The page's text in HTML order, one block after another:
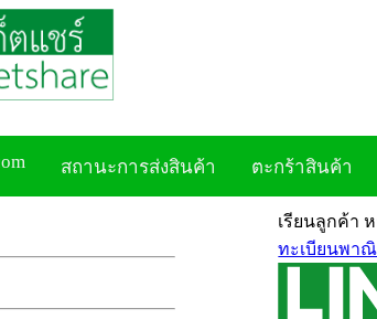
สถานะการส่งสินค้า ตะกร้าสินค้า
เรียนลูกค้า
ทะเบียนพา